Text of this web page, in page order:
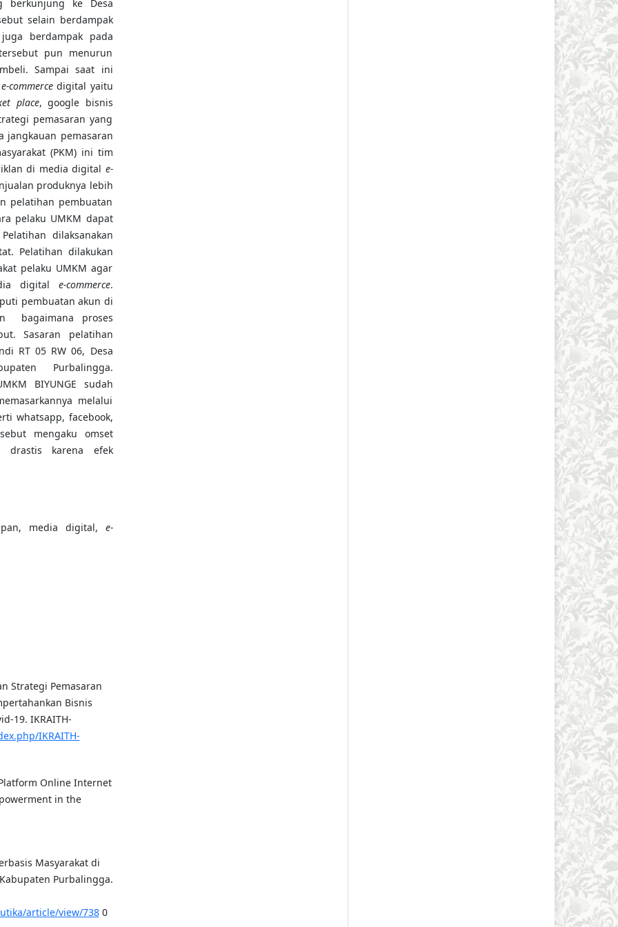
berkunjung ke Desa
selain berdampak
berdampak pada
pun menurun
Sampai saat ini
e-commercedigital yaitu
place, google bisnis
pemasaran yang
jangkauan pemasaran
(PKM) ini tim
di media digital e-
produknya lebih
pelatihan pembuatan
pelaku UMKM dapat
dilaksanakan
Pelatihan dilakukan
pelaku UMKM agar
digital e-commerce.
pembuatan akun di
bagaimana proses
Sasaran pelatihan
RT 05 RW 06, Desa
Purbalingga.
BIYUNGE sudah
melalui
whatsapp, facebook,
mengaku omset
drastis karena efek
media digital, e-
Strategi Pemasaran
Bisnis
19. IKRAITH-
IKRAITH-
Online Internet
in the
Masyarakat di
Purbalingga.
article/view/7380